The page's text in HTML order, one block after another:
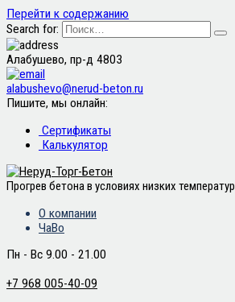
Перейти к содержанию
Search for:
Алабушево, пр-д 4803
alabushevo@nerud-beton.ru
Пишите, мы онлайн:
Сертификаты
Калькулятор
Прогрев бетона в условиях низких температур
О компании
ЧаВо
Пн - Вс 9.00 - 21.00
+7 968 005-40-09